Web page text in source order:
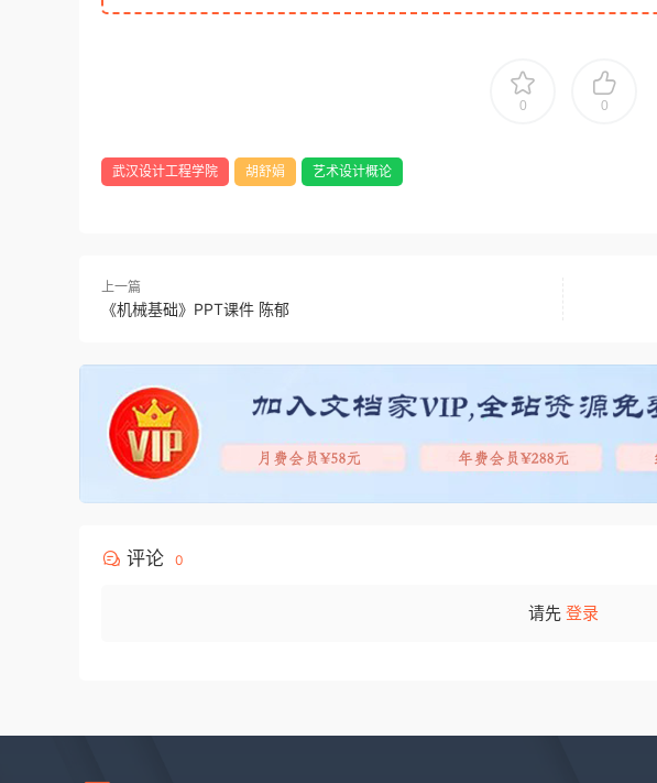
0 0
武汉设计工程学院 胡舒娟 艺术设计概论
上一篇
《机械基础》PPT课件 陈郁
评论 0
请先 登录